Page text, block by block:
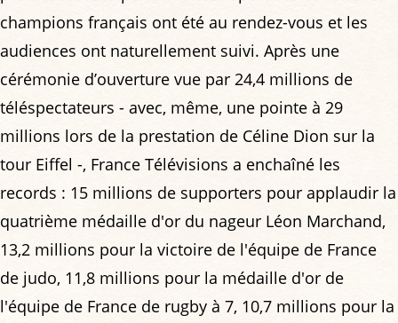
champions français ont été au rendez-vous et les
audiences ont naturellement suivi. Après une
cérémonie d’ouverture vue par 24,4 millions de
téléspectateurs - avec, même, une pointe à 29
millions lors de la prestation de Céline Dion sur la
tour Eiffel -, France Télévisions a enchaîné les
records : 15 millions de supporters pour applaudir la
quatrième médaille d'or du nageur Léon Marchand,
13,2 millions pour la victoire de l'équipe de France
de judo, 11,8 millions pour la médaille d'or de
l'équipe de France de rugby à 7, 10,7 millions pour la